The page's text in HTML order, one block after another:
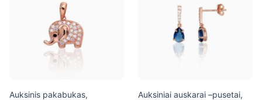
Auksinis pakabukas,
Auksiniai auskarai –pusetai,